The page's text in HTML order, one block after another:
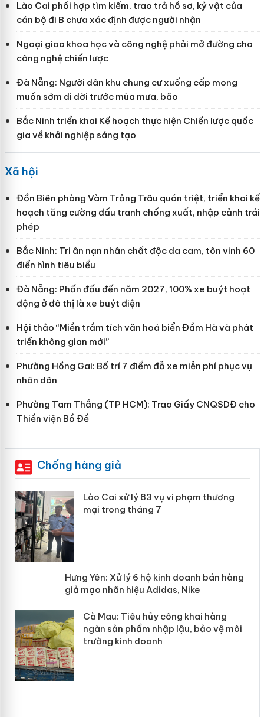
Lào Cai phối hợp tìm kiếm, trao trả hồ sơ, kỷ vật của
cán bộ đi B chưa xác định được người nhận
Ngoại giao khoa học và công nghệ phải mở đường cho
công nghệ chiến lược
Đà Nẵng: Người dân khu chung cư xuống cấp mong
muốn sớm di dời trước mùa mưa, bão
Bắc Ninh triển khai Kế hoạch thực hiện Chiến lược quốc
gia về khởi nghiệp sáng tạo
Xã hội
Đồn Biên phòng Vàm Trảng Trâu quán triệt, triển khai kế
hoạch tăng cường đấu tranh chống xuất, nhập cảnh trái
phép
Bắc Ninh: Tri ân nạn nhân chất độc da cam, tôn vinh 60
điển hình tiêu biểu
Đà Nẵng: Phấn đấu đến năm 2027, 100% xe buýt hoạt
động ở đô thị là xe buýt điện
Hội thảo “Miền trầm tích văn hoá biển Đầm Hà và phát
triển không gian mới”
Phường Hồng Gai: Bố trí 7 điểm đỗ xe miễn phí phục vụ
nhân dân
Phường Tam Thắng (TP HCM): Trao Giấy CNQSDĐ cho
Thiền viện Bồ Đề
Chống hàng giả
Lào Cai xử lý 83 vụ vi phạm thương
mại trong tháng 7
Hưng Yên: Xử lý 6 hộ kinh doanh bán
hàng giả mạo nhãn hiệu Adidas, Nike